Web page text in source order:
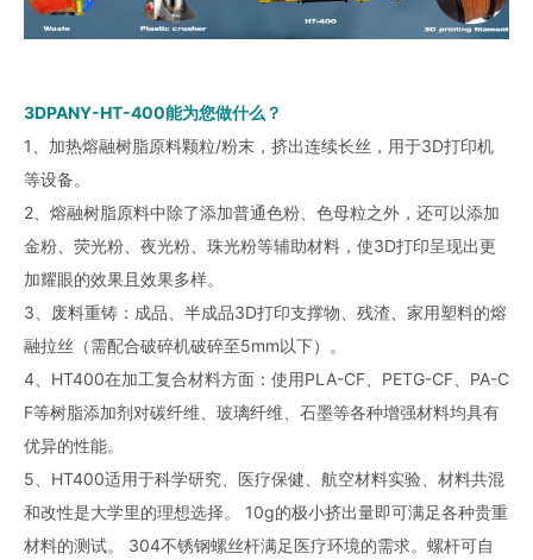
3DPANY-HT-400能为您做什么？
1、加热熔融树脂原料颗粒/粉末，挤出连续长丝，用于3D打印机
等设备。
2、熔融树脂原料中除了添加普通色粉、色母粒之外，还可以添加
金粉、荧光粉、夜光粉、珠光粉等辅助材料，使3D打印呈现出更
加耀眼的效果且效果多样。
3、废料重铸：成品、半成品3D打印支撑物、残渣、家用塑料的熔
融拉丝（需配合破碎机破碎至5mm以下）。
4、HT400在加工复合材料方面：使用PLA-CF、PETG-CF、PA-C
F等树脂添加剂对碳纤维、玻璃纤维、石墨等各种增强材料均具有
优异的性能。
5、HT400适用于科学研究、医疗保健、航空材料实验、材料共混
和改性是大学里的理想选择。 10g的极小挤出量即可满足各种贵重
材料的测试。 304不锈钢螺丝杆满足医疗环境的需求。螺杆可自